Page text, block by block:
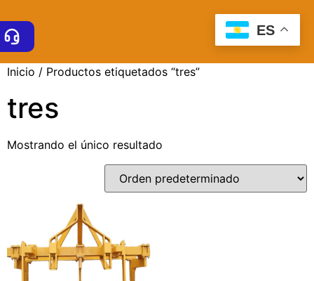
Inicio / Productos etiquetados “tres”
tres
Mostrando el único resultado
ES